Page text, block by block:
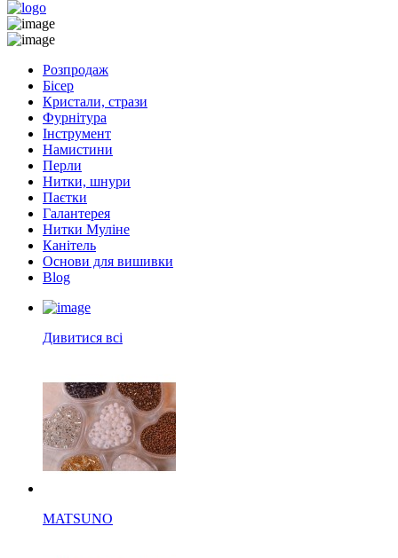
Розпродаж
Бісер
Кристали, стрази
Фурнітура
Інструмент
Намистини
Перли
Нитки, шнури
Паєтки
Галантерея
Нитки Муліне
Канітель
Основи для вишивки
Blog
Дивитися всі
MATSUNO